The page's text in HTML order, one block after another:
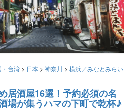
・台湾 > 日本 > 神奈川 > 横浜／みなとみらい
居酒屋16選！予約必須の名
場が集うハマの下町で乾杯♪